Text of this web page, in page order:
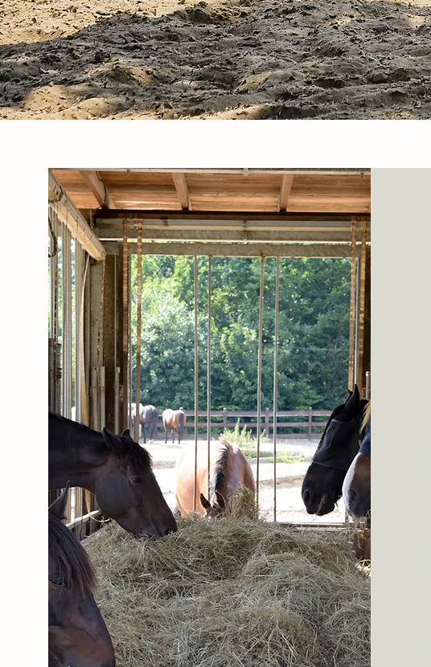
Aktivstall
Das "aktive" Leben